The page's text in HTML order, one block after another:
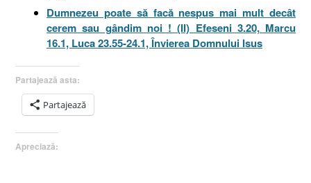
Dumnezeu poate să facă nespus mai mult decât
cerem sau gândim noi ! (II) Efeseni 3.20, Marcu
16.1, Luca 23.55-24.1, Învierea Domnului Isus
Partajează asta:
Partajează
Apreciază: